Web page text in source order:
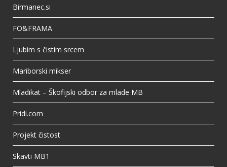
Birmanec.si
FO&FRAMA
Ljubim s čistim srcem
Mariborski mikser
Mladikat – Škofijski odbor za mlade MB
Pridi.com
Projekt čistost
Skavti MB1